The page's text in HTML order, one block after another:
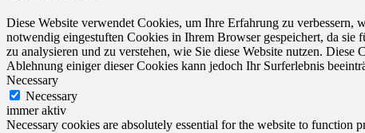
Diese Website verwendet Cookies, um Ihre Erfahrung zu
notwendig eingestuften Cookies in Ihrem Browser gespeichert, da
zu analysieren und zu verstehen, wie Sie diese Website nutzen.
Ablehnung einiger dieser Cookies kann jedoch Ihr Surferlebnis
Necessary
Necessary
immer aktiv
Necessary cookies are absolutely essential for the website to function